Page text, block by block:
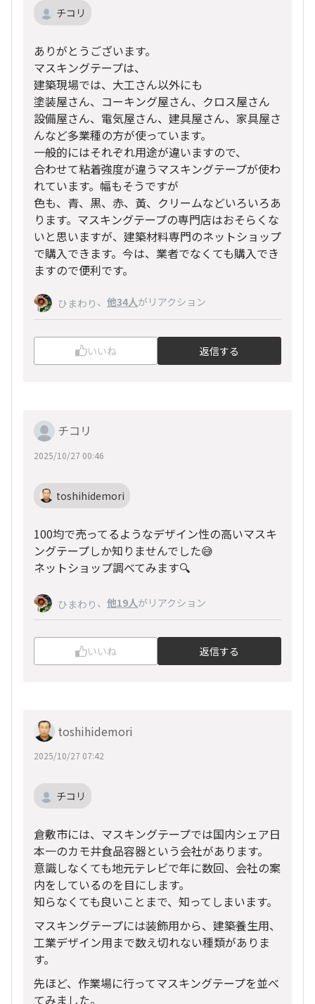
チコリ
ありがとうございます。
マスキングテープは、
建築現場では、大工さん以外にも
塗装屋さん、コーキング屋さん、クロス屋さん
設備屋さん、電気屋さん、建具屋さん、家具屋さ
んなど多業種の方が使っています。
一般的にはそれぞれ用途が違いますので、
合わせて粘着強度が違うマスキングテープが使わ
れています。幅もそうですが
色も、青、黒、赤、黃、クリームなどいろいろあ
ります。マスキングテープの専門店はおそらくな
いと思いますが、建築材料専門のネットショップ
で購入できます。今は、業者でなくても購入でき
ますので便利です。
ひまわり 、 他34人がリアクション
いいね 返信する
チコリ
2025/10/27 00:46
toshihidemori
100均で売ってるようなデザイン性の高いマスキ
ングテープしか知りませんでした😅
ネットショップ調べてみます🔍
ひまわり 、 他19人がリアクション
いいね 返信する
toshihidemori
2025/10/27 07:42
チコリ
倉敷市には、マスキングテープでは国内シェア日
本一のカモ井食品容器という会社があります。
意識しなくても地元テレビで年に数回、会社の案
内をしているのを目にします。
知らなくても良いことまで、知ってしまいます。
マスキングテープには装飾用から、建築養生用、
工業デザイン用まで数え切れない種類がありま
す。
先ほど、作業場に行ってマスキングテープを並べ
てみました。